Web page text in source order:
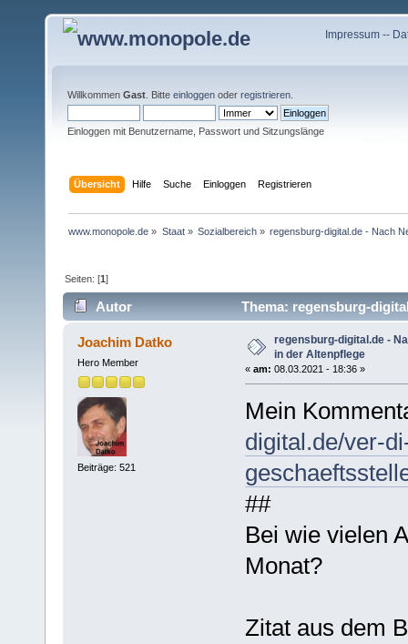
Impressum--
Willkommen Gast . Bitte einloggen oder registrieren
Einloggen mit Benutzername, Passwort und Sitzungslänge
Übersicht Hilfe Suche Einloggen Registrieren
www.monopole.de » Staat» Sozialbereich» regensburg-digital.de - Nach
Seiten: [1]
Autor
Thema: regensburg-
6623 mal)
Joachim Datko
Hero Member
Beiträge: 521
regensburg-digital.de -
in der Altenpflege
« am: 08.03.2021 - 18:36 »
Mein
digital.de/ver-
##
Bei wie vielen
Monat?
Zitat aus dem